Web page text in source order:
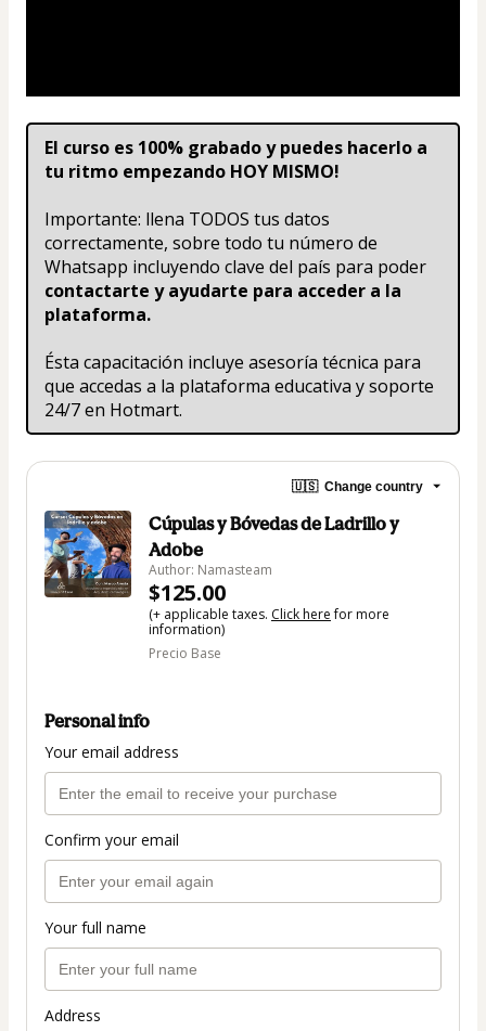
El curso es 100% grabado y puedes hacerlo a
tu ritmo empezando HOY MISMO!
Importante: llena TODOS tus datos
correctamente, sobre todo tu número de
contactarte y ayudarte para acceder a la
plataforma.
Ésta capacitación incluye asesoría técnica para
que accedas a la plataforma educativa y soporte
24/7 en Hotmart.
🇺🇸 Change country
Cúpulas y Bóvedas de Ladrillo y
Adobe
Author: Namasteam
$125.00
(+ applicable taxes. Click herefor more
information)
Precio Base
Personal info
Your email address
Confirm your email
Your full name
Address